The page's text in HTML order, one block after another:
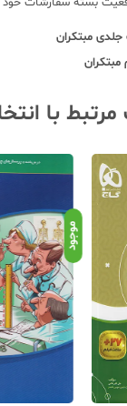
مبتکران
با
موجود